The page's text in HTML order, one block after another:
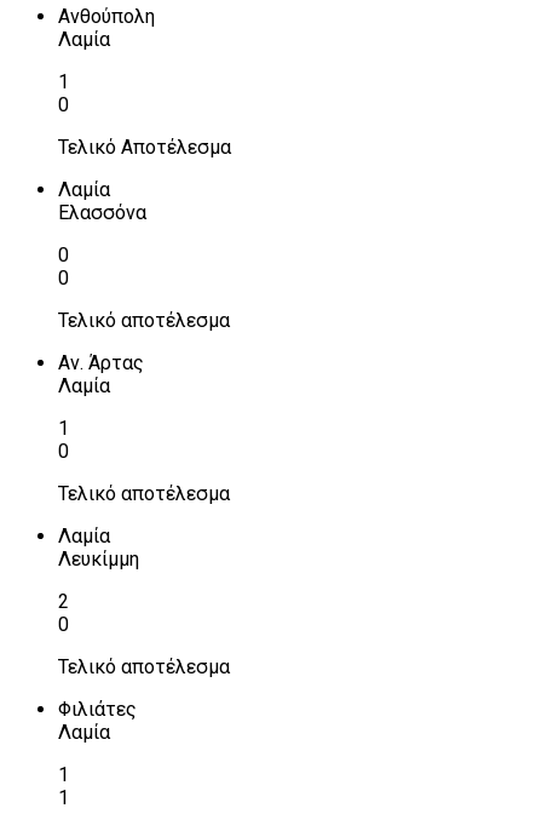
Ανθούπολη
Λαμία
1
0
Τελικό Αποτέλεσμα
Λαμία
Ελασσόνα
0
0
Τελικό αποτέλεσμα
Αν. Άρτας
Λαμία
1
0
Τελικό αποτέλεσμα
Λαμία
Λευκίμμη
2
0
Τελικό αποτέλεσμα
Φιλιάτες
Λαμία
1
1